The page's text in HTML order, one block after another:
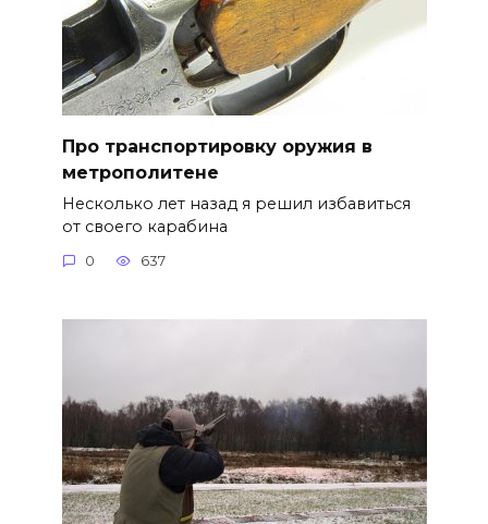
Про транспортировку оружия в
метрополитене
Несколько лет назад я решил избавиться
от своего карабина
0 637